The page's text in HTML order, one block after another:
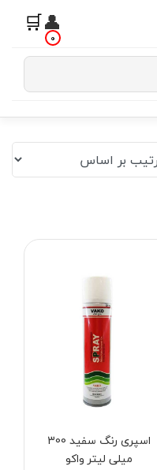
👤
🛒 0
تومان
اسپری رنگ سفید 300
میلی لیتر واکو